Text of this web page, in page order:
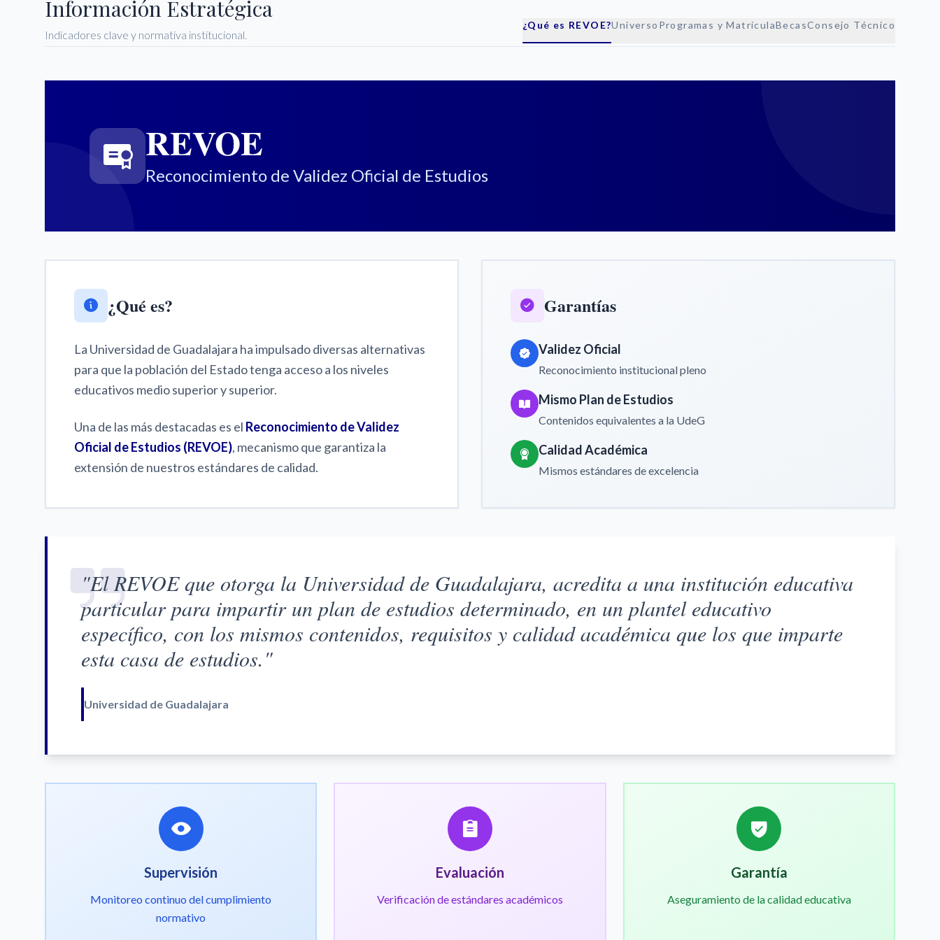
Información Estratégica
Indicadores clave y normativa institucional.
¿Qué es REVOE?Universo Programas y MatrículaBecasConsejo Técnico
REVOE
Reconocimiento de Validez Oficial de Estudios
¿Qué es?
La Universidad de Guadalajara ha impulsado diversas alternativas
para que la población del Estado tenga acceso a los niveles
educativos medio superior y superior.
Una de las más destacadas es el Reconocimiento de Validez
Oficial de Estudios (REVOE), mecanismo que garantiza la
extensión de nuestros estándares de calidad.
Garantías
Validez Oficial
Reconocimiento institucional pleno
Mismo Plan de Estudios
Contenidos equivalentes a la UdeG
Calidad Académica
Mismos estándares de excelencia
"El REVOE que otorga la Universidad de Guadalajara, acredita a una institución educativa
particular para impartir un plan de estudios determinado, en un plantel educativo
específico, con los mismos contenidos, requisitos y calidad académica que los que imparte
esta casa de estudios."
Universidad de Guadalajara
Supervisión
Monitoreo continuo del cumplimiento
normativo
Evaluación
Verificación de estándares académicos
Garantía
Aseguramiento de la calidad educativa